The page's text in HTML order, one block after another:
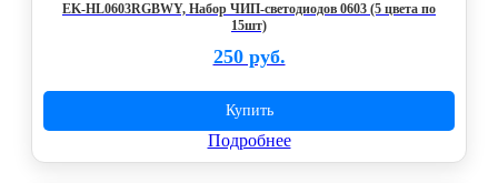
EK-HL0603RGBWY, Набор ЧИП-светодиодов 0603 (5 цвета по
15шт)
250 руб.
Купить
Подробнее